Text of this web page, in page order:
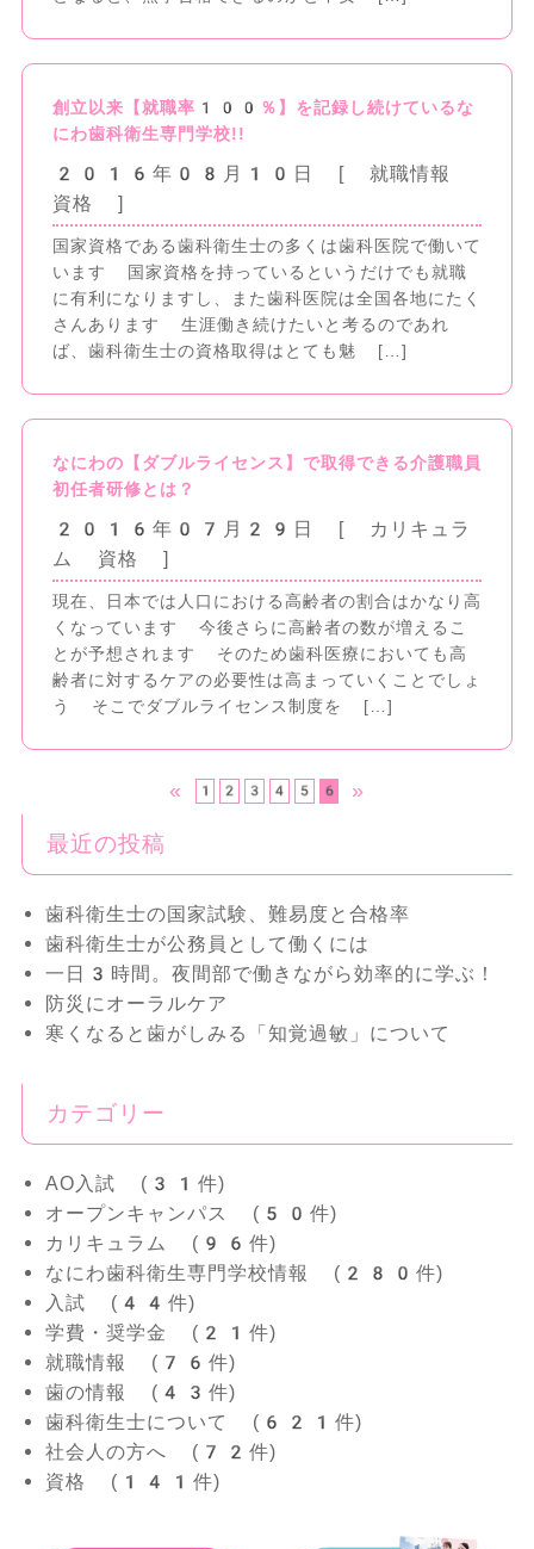
創立以来【就職率100％】を記録し続けているな
にわ歯科衛生専門学校!!
2016年08月10日
[ 就職情報
資格 ]
国家資格である歯科衛生士の多くは歯科医院で働いて
います 国家資格を持っているというだけでも就職
に有利になりますし、また歯科医院は全国各地にたく
さんあります 生涯働き続けたいと考るのであれ
ば、歯科衛生士の資格取得はとても魅 […]
なにわの【ダブルライセンス】で取得できる介護職員
初任者研修とは？
2016年07月29日
[ カリキュラ
ム 資格 ]
現在、日本では人口における高齢者の割合はかなり高
くなっています 今後さらに高齢者の数が増えるこ
とが予想されます そのため歯科医療においても高
齢者に対するケアの必要性は高まっていくことでしょ
う そこでダブルライセンス制度を […]
« 1 2 3 4 5 6 »
最近の投稿
歯科衛生士の国家試験、難易度と合格率
歯科衛生士が公務員として働くには
一日3時間。夜間部で働きながら効率的に学ぶ！
防災にオーラルケア
寒くなると歯がしみる「知覚過敏」について
カテゴリー
AO入試 (31件)
オープンキャンパス (50件)
カリキュラム (96件)
なにわ歯科衛生専門学校情報 (280件)
入試 (44件)
学費・奨学金 (21件)
就職情報 (76件)
歯の情報 (43件)
歯科衛生士について (621件)
社会人の方へ (72件)
資格 (141件)